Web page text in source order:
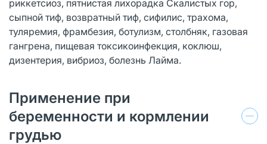
риккетсиоз, пятнистая лихорадка Скалистых гор,
сыпной тиф, возвратный тиф, сифилис, трахома,
туляремия, фрамбезия, ботулизм, столбняк, газовая
гангрена, пищевая токсикоинфекция, коклюш,
дизентерия, вибриоз, болезнь Лайма.
Применение при
беременности и кормлении
грудью